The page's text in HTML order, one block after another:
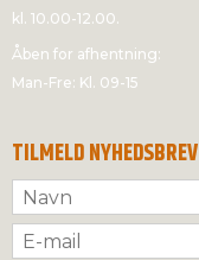
kl. 10.00-12.00.
Åben for afhentning:
Man-Fre: Kl. 09-15
TILMELD NYHEDSBREV